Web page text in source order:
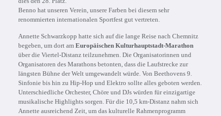
Benno hat unseren Verein, unsere Farben bei diesem sehr
renommierten internationalen Sportfest gut vertreten.
Annette Schwarzkopp hatte sich auf die lange Reise nach Chemnitz
begeben, um dort am Europäischen Kulturhauptstadt-Marathon
über die Viertel-Distanz teilzunehmen. Die Organisatorinnen und
Organisatoren des Marathons betonten, dass die Laufstrecke zur
längsten Bühne der Welt umgewandelt würde. Von Beethovens 9.
Sinfonie bis hin zu Hip-Hop und Elektro sollte alles geboten werden.
Unterschiedliche Orchester, Chöre und DJs würden für einzig­artige
musikalische Highlights sorgen. Für die 10,5 km-Distanz nahm sich
Annette ausreichend Zeit, um das kulturelle Rahmenprogramm